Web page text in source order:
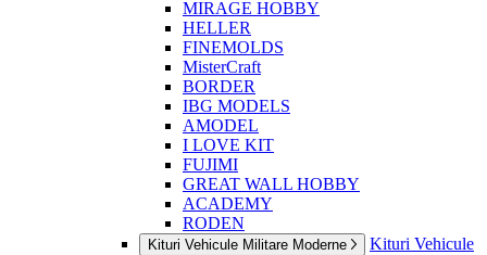
MIRAGE HOBBY
HELLER
FINEMOLDS
MisterCraft
BORDER
IBG MODELS
AMODEL
I LOVE KIT
FUJIMI
GREAT WALL HOBBY
ACADEMY
RODEN
Kituri Vehicule Militare Moderne
Kituri Vehicule